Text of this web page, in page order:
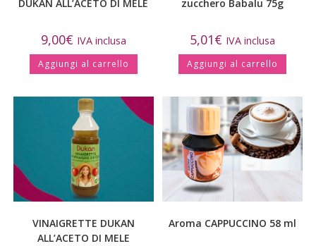
DUKAN ALL’ACETO DI MELE
9,00€ IVA inclusa
Aggiungi al carrello
zucchero Babalu 75g
5,01€ IVA inclusa
Aggiungi al carrello
VINAIGRETTE DUKAN
ALL’ACETO DI MELE
Aroma CAPPUCCINO 58 ml